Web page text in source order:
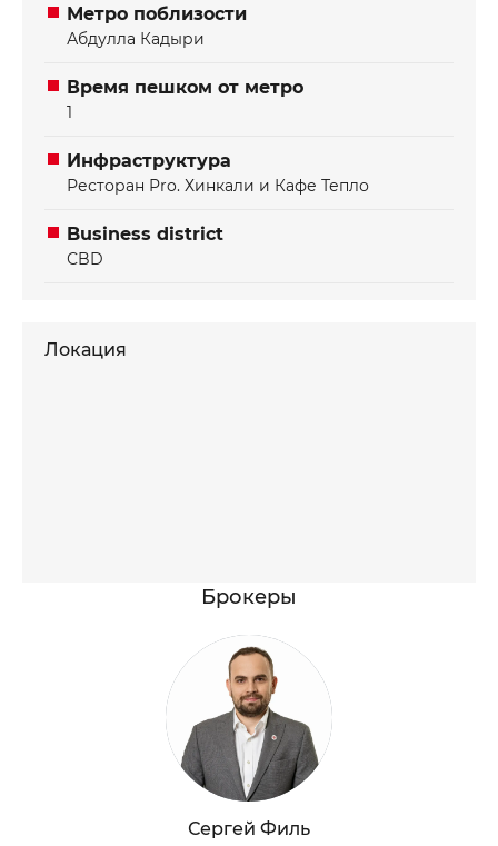
Метро поблизости
Абдулла Кадыри
Время пешком от метро
1
Инфраструктура
Ресторан Pro. Хинкали и Кафе Тепло
Business district
СBD
Локация
Брокеры
Сергей Филь